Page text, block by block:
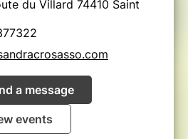
jours avant la date de
permet aucun
de la part de l’organisateur
d’inscrits, maladie,
autre impondérable,
:
du Villard 74410 Saint
a message
events